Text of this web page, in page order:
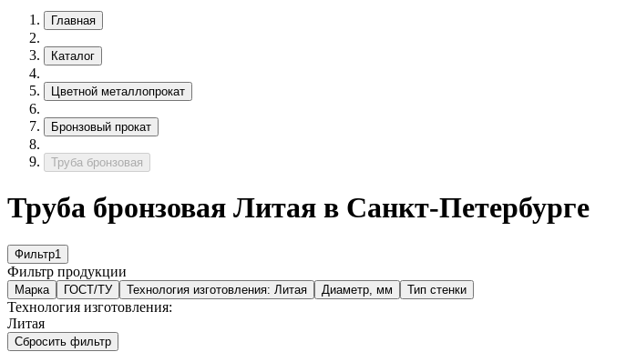
Главная
Каталог
Цветной металлопрокат
Бронзовый прокат
Труба бронзовая
Труба бронзовая Литая в Санкт-Петербурге
Фильтр1
Фильтр продукции
Марка ГОСТ/ТУ Технология изготовления: Литая Диаметр, мм Тип стенки
Технология изготовления:
Литая
Сбросить фильтр